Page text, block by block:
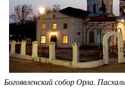
Богоявленский собор Орла.